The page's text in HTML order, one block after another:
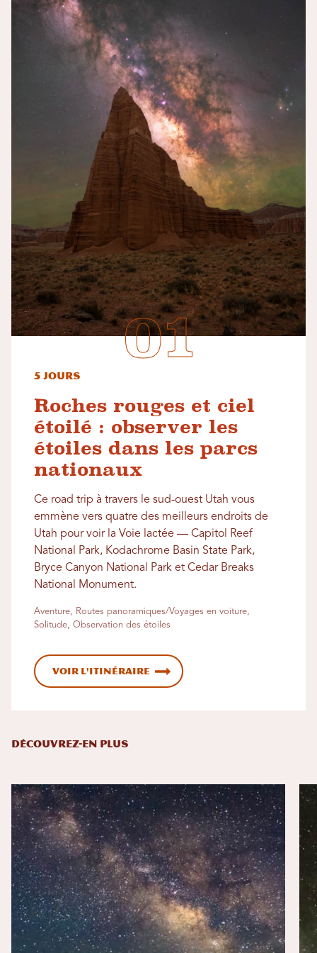
5 jours
Roches rouges et ciel
étoilé : observer les
étoiles dans les parcs
nationaux
Ce road trip à travers le sud-ouest Utah vous
emmène vers quatre des meilleurs endroits de
Utah pour voir la Voie lactée — Capitol Reef
National Park, Kodachrome Basin State Park,
Bryce Canyon National Park et Cedar Breaks
National Monument.
Aventure, Routes panoramiques/Voyages en voiture,
Solitude, Observation des étoiles
Voir l'itinéraire
DÉCOUVREZ-EN PLUS